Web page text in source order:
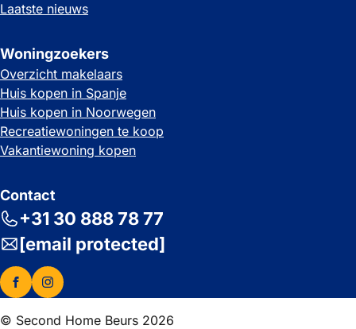
Laatste nieuws
Woningzoekers
Overzicht makelaars
Huis kopen in Spanje
Huis kopen in Noorwegen
Recreatiewoningen te koop
Vakantiewoning kopen
Contact
+31 30 888 78 77
[email protected]
© Second Home Beurs 2026